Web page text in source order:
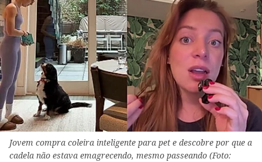
Jovem compra coleira inteligente para pet e descobre por que a
cadela não estava emagrecendo, mesmo passeando (Foto: